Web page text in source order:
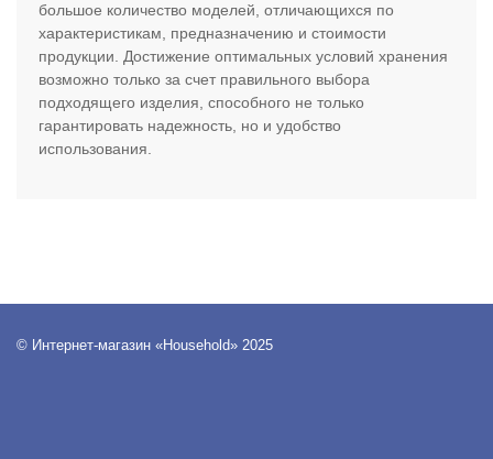
большое количество моделей, отличающихся по
характеристикам, предназначению и стоимости
продукции. Достижение оптимальных условий хранения
возможно только за счет правильного выбора
подходящего изделия, способного не только
гарантировать надежность, но и удобство
использования.
© Интернет-магазин «Household» 2025